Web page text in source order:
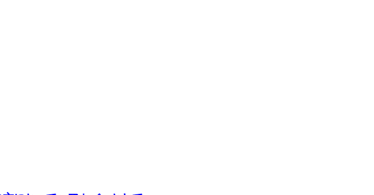
いいでのすが、脱毛の進行具合をみて追加で購入しようと
いということを教えていただき、電話して良かったです。
ゼントし、好評でした。価格は数倍するデパートのお品は
いようです。そこで今回2個(190グレーと250グレー)有り
思っております。今回、インターネットで購入しました
有ると喜ばれるのではと思いました。 できましたら前回
に入れていただけると助かります。
★★★★
のを欲しがって色々検索して、良いものが見つかりまし
れました。 どこか、お店とかで実物見ないと不安だなぁ
場で注文しちゃいました。 室内用だから、薄手がいいと